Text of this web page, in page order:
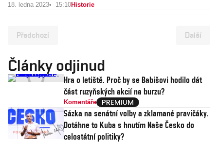
18. ledna 2023 15:10Historie
Předchozí Další
Články odjinud
Hra o letiště. Proč by se Babišovi hodilo dát
část ruzyňských akcií na burzu?
Komentáře
Sázka na senátní volby a zklamané pravičáky.
Dotáhne to Kuba s hnutím Naše Česko do
celostátní politiky?